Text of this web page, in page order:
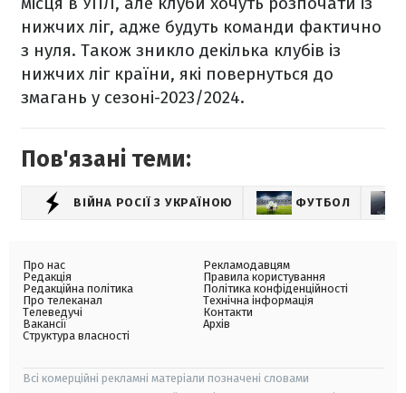
нижчих ліг, адже будуть команди фактично
з нуля. Також зникло декілька клубів із
нижчих ліг країни, які повернуться до
змагань у сезоні-2023/2024.
Пов'язані теми:
ВІЙНА РОСІЇ З УКРАЇНОЮ ФУТБОЛ
Про нас
Редакція
Редакційна політика
Про телеканал
Телеведучі
Вакансії
Структура власності
Рекламодавцям
Правила користування
Політика конфіденційності
Технічна інформація
Контакти
Архів
Всі комерційні рекламні матеріали позначені словами